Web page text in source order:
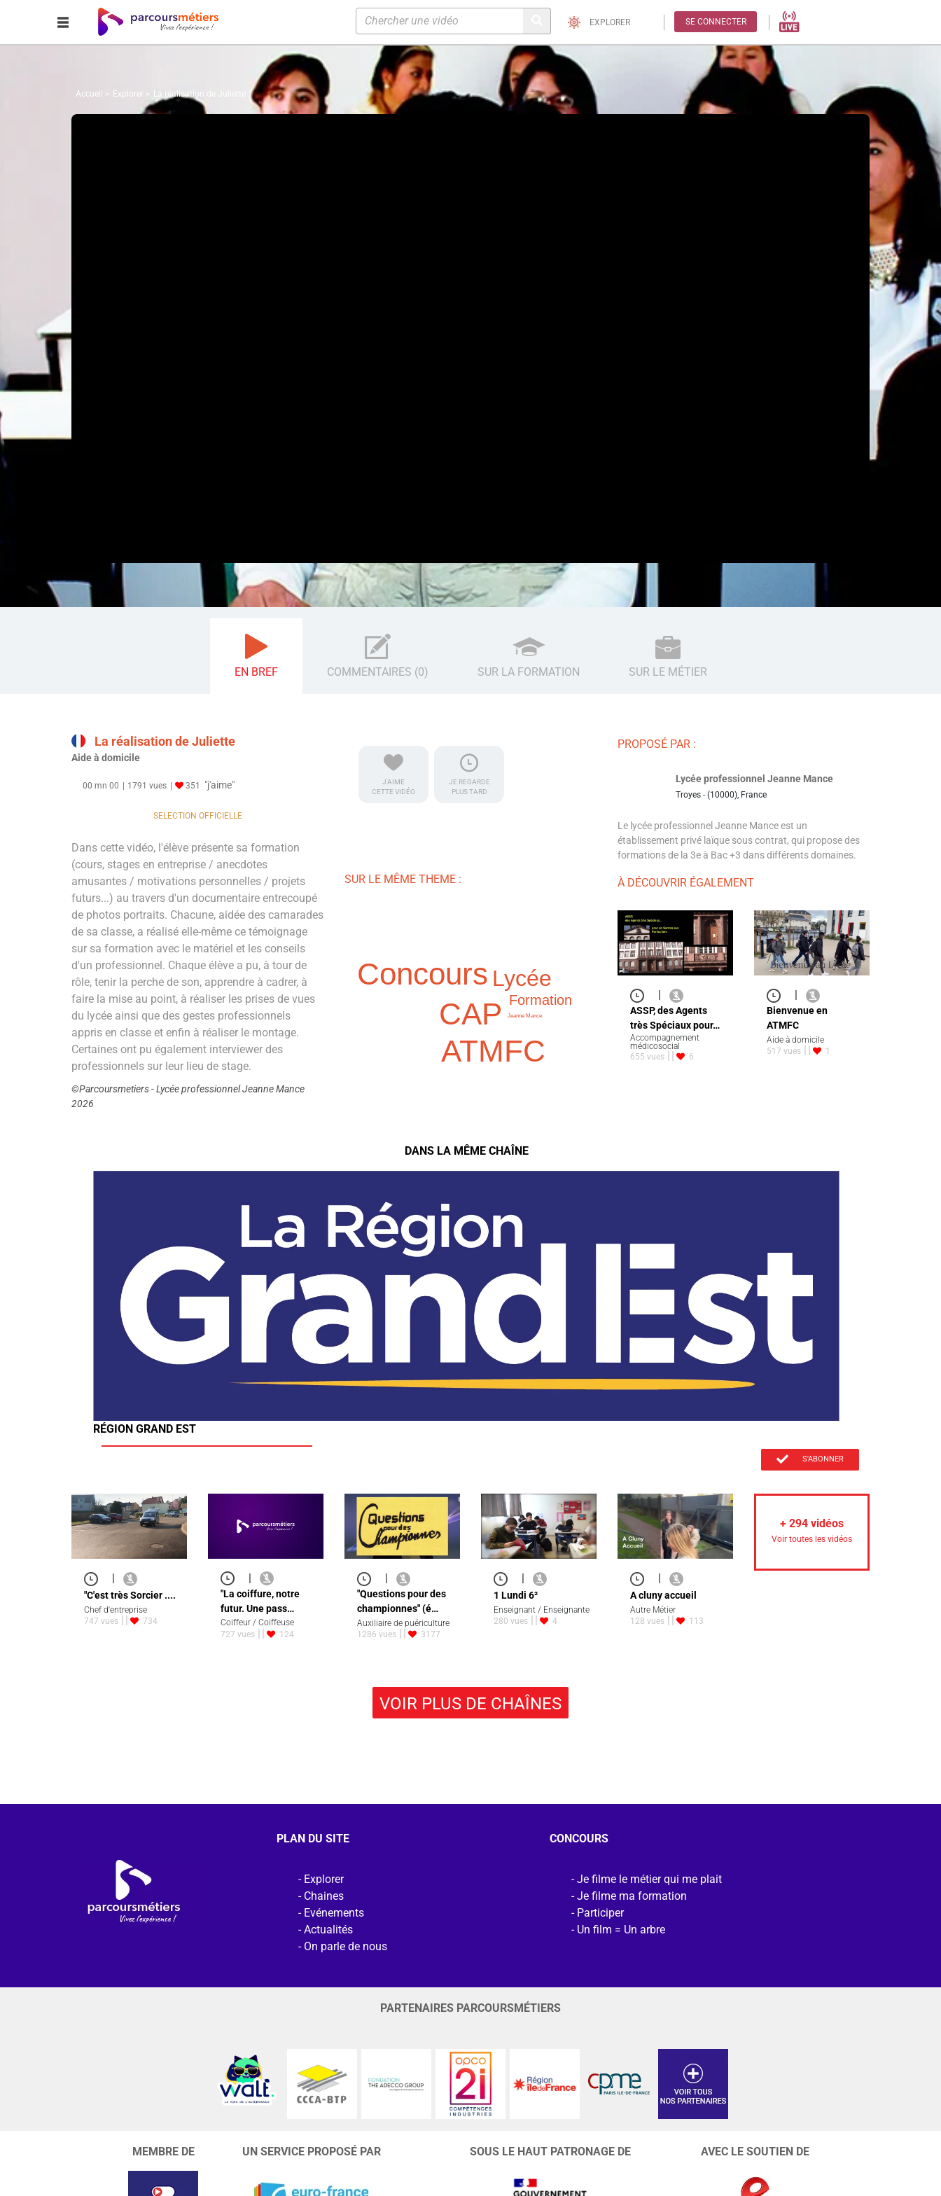
EXPLORER SE CONNECTER
Accueil Explorer La réalisation de Juliette
EN BREF COMMENTAIRES (0) SUR LA FORMATION SUR LE MÉTIER
La réalisation de Juliette
Aide à domicile
00 mn 00 1791 vues 351 "j'aime"
SELECTION OFFICIELLE
Dans cette vidéo, l'élève présente sa formation
(cours, stages en entreprise / anecdotes
amusantes / motivations personnelles / projets
futurs...) au travers d'un documentaire entrecoupé
de photos portraits. Chacune, aidée des camarades
de sa classe, a réalisé elle-même ce témoignage
sur sa formation avec le matériel et les conseils
d'un professionnel. Chaque élève a pu, à tour de
rôle, tenir la perche de son, apprendre à cadrer, à
faire la mise au point, à réaliser les prises de vues
du lycée ainsi que des gestes professionnels
appris en classe et enfin à réaliser le montage.
Certaines ont pu également interviewer des
professionnels sur leur lieu de stage.
©Parcoursmetiers - Lycée professionnel Jeanne Mance
2026
J'AIME
CETTE VIDÉO
JE REGARDE
PLUS TARD
SUR LE MÊME THEME :
CAP
ATMFC
Concours Lycée
Formation
Jeanne Mance
PROPOSÉ PAR :
Lycée professionnel Jeanne Mance
Troyes - (10000), France
Le lycée professionnel Jeanne Mance est un
établissement privé laïque sous contrat, qui propose des
formations de la 3e à Bac +3 dans différents domaines.
À DÉCOUVRIR ÉGALEMENT
ASSP, des Agents
très Spéciaux pour…
Accompagnement
médicosocial
655 vues
6
Bienvenue en
ATMFC
Aide à domicile
517 vues
1
DANS LA MÊME CHAÎNE
RÉGION GRAND EST
S'ABONNER
|
"C'est très Sorcier ....
Chef d'entreprise
747 vues
734
|
"La coiffure, notre
futur. Une pass…
Coiffeur / Coiffeuse
727 vues
124
|
"Questions pour des
championnes" (é…
Auxiliaire de puériculture
1286 vues
3177
|
1 Lundi 6²
Enseignant / Enseignante
280 vues
4
|
A cluny accueil
Autre Métier
128 vues
113
+ 294 vidéos
Voir toutes les vidéos
VOIR PLUS DE CHAÎNES
PLAN DU SITE
Explorer
Chaines
Evénements
Actualités
On parle de nous
CONCOURS
Je filme le métier qui me plait
Je filme ma formation
Participer
Un film = Un arbre
PARTENAIRES PARCOURSMÉTIERS
MEMBRE DE UN SERVICE PROPOSÉ PAR SOUS LE HAUT PATRONAGE DE AVEC LE SOUTIEN DE